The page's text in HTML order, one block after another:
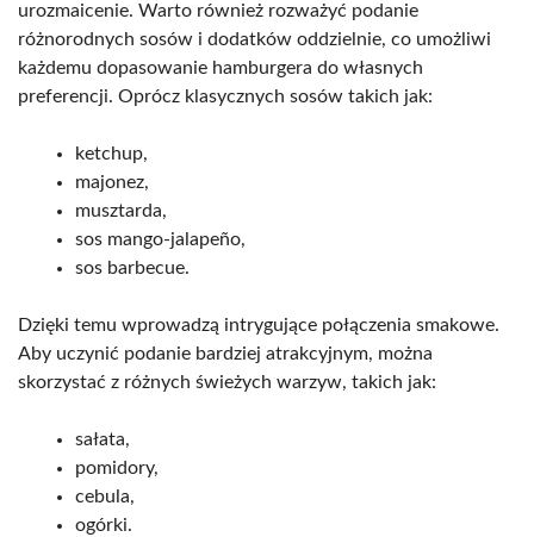
urozmaicenie. Warto również rozważyć podanie
różnorodnych sosów i dodatków oddzielnie, co umożliwi
każdemu dopasowanie hamburgera do własnych
preferencji. Oprócz klasycznych sosów takich jak:
ketchup,
majonez,
musztarda,
sos mango-jalapeño,
sos barbecue.
Dzięki temu wprowadzą intrygujące połączenia smakowe.
Aby uczynić podanie bardziej atrakcyjnym, można
skorzystać z różnych świeżych warzyw, takich jak:
sałata,
pomidory,
cebula,
ogórki.